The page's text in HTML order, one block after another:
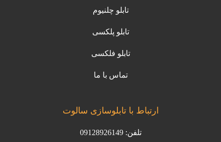
تابلو چلنیوم
تابلو پلکسی
تابلو فلکسی
تماس با ما
ارتباط با تابلوسازی سالوت
تلفن: 09128926149